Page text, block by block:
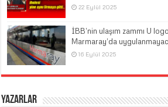
22 Eylül 2025
İBB’nin ulaşım zammı U
Marmaray’da
16 Eylül 2025
Yazarlar